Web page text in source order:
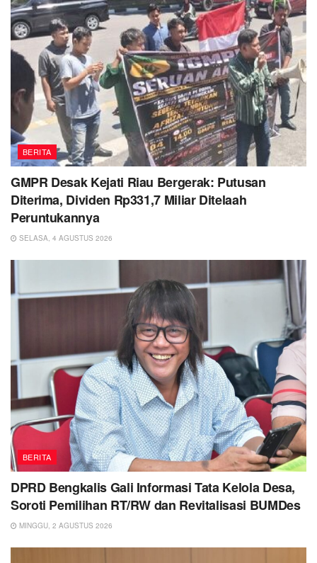
BERITA
GMPR Desak Kejati Riau Bergerak: Putusan
Diterima, Dividen Rp331,7 Miliar Ditelaah
Peruntukannya
SELASA, 4 AGUSTUS 2026
BERITA
DPRD Bengkalis Gali Informasi Tata Kelola Desa,
Soroti Pemilihan RT/RW dan Revitalisasi BUMDes
MINGGU, 2 AGUSTUS 2026